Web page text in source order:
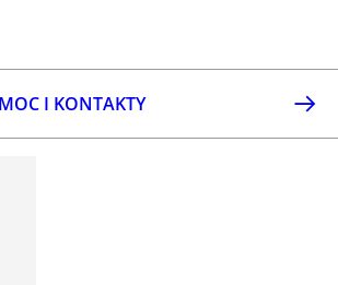
I KONTAKTY